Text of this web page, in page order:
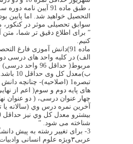
، طبق ماده 91 آیین
التحصیل خواهید شد. اما پایین
سوابق تحصیلی موثر در
” برای اطلاع دقیق تر شما، متن
کنیم.
ماده 91)دانش آموزی فارغ التحصیل شناخته می شود که:
الف) در کلیه واحد های درسی
مربوط( حداقل 96 واحد درسی) قبول شده باشد.
ب)معدل کل وی حداقل 10 باشد.
تبصره1 (اصلاحیه)-
های پایه دوم و سوم( اعم از
چهار عنوان درسی، ( دو ﻋﻨﻮان
ﺷﻨﺎﺧﺘﻪ ﻣﯽ ﺷﻮد. ”
3- برای تغییر رشته به پیش
عربی۳ویژه علوم انسانی